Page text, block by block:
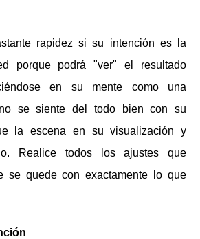
rapidez si su intención es la
porque podrá "ver" el resultado
en su mente como una
se siente del todo bien con su
la escena en su visualización y
Realice todos los ajustes que
se quede con exactamente lo que